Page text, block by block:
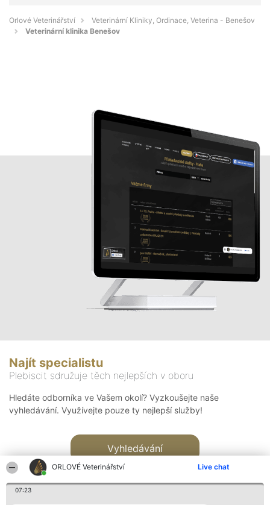
ORLOVÉ Veterinářství Live chat
07:23
Orlové Veterinářství
Veterinární Kliniky, Ordinace, Veterina - Benešov
Veterinární klinika Benešov
Najít specialistu
Plebiscit sdružuje těch nejlepších v oboru
Hledáte odborníka ve Vašem okolí? Vyzkoušejte naše
vyhledávání. Využívejte pouze ty nejlepší služby!
Vyhledávání